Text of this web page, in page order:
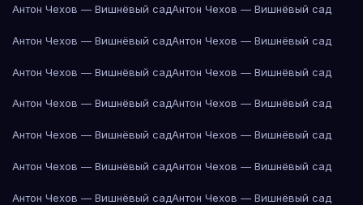
Антон Чехов — Вишнёвый садАнтон Чехов — Вишнёвый сад
Антон Чехов — Вишнёвый садАнтон Чехов — Вишнёвый сад
Антон Чехов — Вишнёвый садАнтон Чехов — Вишнёвый сад
Антон Чехов — Вишнёвый садАнтон Чехов — Вишнёвый сад
Антон Чехов — Вишнёвый садАнтон Чехов — Вишнёвый сад
Антон Чехов — Вишнёвый садАнтон Чехов — Вишнёвый сад
Антон Чехов — Вишнёвый садАнтон Чехов — Вишнёвый сад